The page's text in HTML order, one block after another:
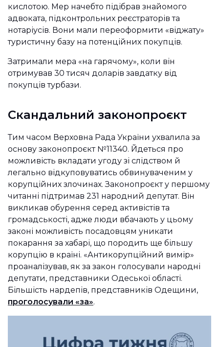
кислотою. Мер начебто підібрав знайомого
адвоката, підконтрольних реєстраторів та
нотаріусів. Вони мали переоформити «віджату»
туристичну базу на потенційних покупців.
Затримали мера «на гарячому», коли він
отримував 30 тисяч доларів завдатку від
покупців турбази.
Скандальний законопроєкт
Тим часом Верховна Рада України ухвалила за
основу законопроєкт №11340. Йдеться про
можливість вкладати угоду зі слідством й
легально відкуповуватись обвинуваченим у
корупційних злочинах. Законопроєкт у першому
читанні підтримав 231 народний депутат. Він
викликав обурення серед активістів та
громадськості, адже люди вбачають у цьому
законі можливість посадовцям уникати
покарання за хабарі, що породить ще більшу
корупцію в країні. «Антикорупційний вимір»
проаналізував, як за закон голосували народні
депутати, представники Одеської області.
Більшість нардепів, представників Одещини,
проголосували «за».